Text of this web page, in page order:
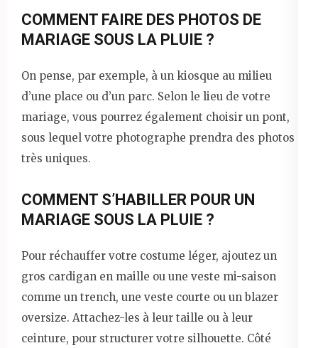
COMMENT FAIRE DES PHOTOS DE
MARIAGE SOUS LA PLUIE ?
On pense, par exemple, à un kiosque au milieu
d’une place ou d’un parc. Selon le lieu de votre
mariage, vous pourrez également choisir un pont,
sous lequel votre photographe prendra des photos
très uniques.
COMMENT S’HABILLER POUR UN
MARIAGE SOUS LA PLUIE ?
Pour réchauffer votre costume léger, ajoutez un
gros cardigan en maille ou une veste mi-saison
comme un trench, une veste courte ou un blazer
oversize. Attachez-les à leur taille ou à leur
ceinture, pour structurer votre silhouette. Côté